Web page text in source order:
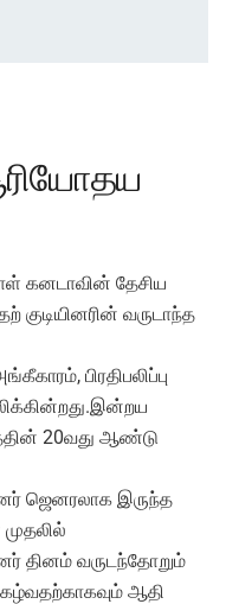
கனடாவின் தேசிய
குடியினரின் வருடாந்த
பிரதிபலிப்பு
20வது ஆண்டு
ஜெனரலாக இருந்த
தினம் வருடந்தோறும்
ஆதி